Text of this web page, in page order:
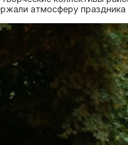
атмосферу